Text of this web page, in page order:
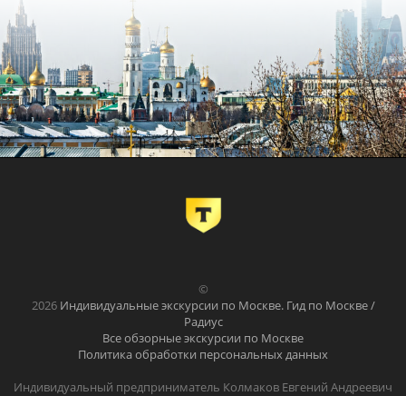
©
2026 Индивидуальные экскурсии по Москве. Гид по Москве /
Радиус
Все обзорные экскурсии по Москве
Политика обработки персональных данных
Индивидуальный предприниматель Колмаков Евгений Андреевич